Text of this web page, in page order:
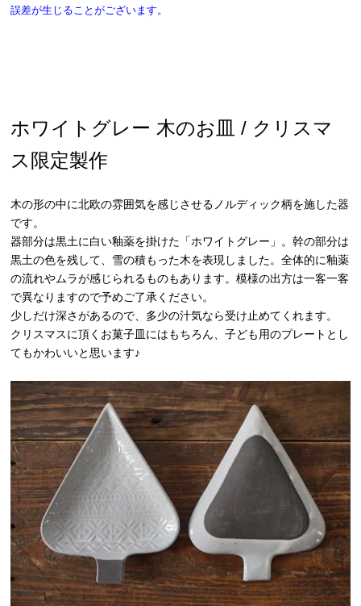
誤差が生じることがございます。
ホワイトグレー 木のお皿 / クリスマ
ス限定製作
木の形の中に北欧の雰囲気を感じさせるノルディック柄を施した器
です。
器部分は黒土に白い釉薬を掛けた「ホワイトグレー」。幹の部分は
黒土の色を残して、雪の積もった木を表現しました。全体的に釉薬
の流れやムラが感じられるものもあります。模様の出方は一客一客
で異なりますので予めご了承ください。
少しだけ深さがあるので、多少の汁気なら受け止めてくれます。
クリスマスに頂くお菓子皿にはもちろん、子ども用のプレートとし
てもかわいいと思います♪